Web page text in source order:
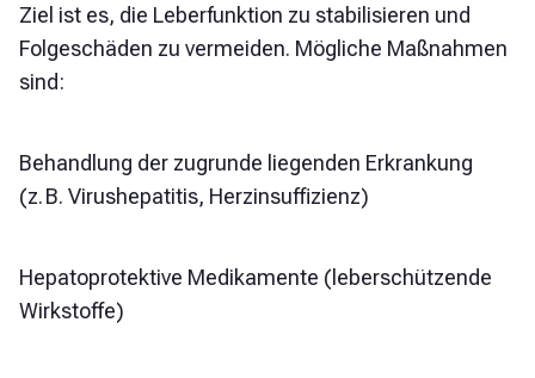
Ziel ist es, die Leberfunktion zu stabilisieren und
Folgeschäden zu vermeiden. Mögliche Maßnahmen
sind:
Behandlung der zugrunde liegenden Erkrankung
(z. B. Virushepatitis, Herzinsuffizienz)
Hepatoprotektive Medikamente (leberschützende
Wirkstoffe)